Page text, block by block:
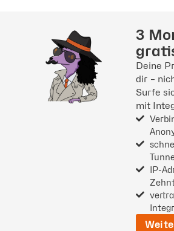
3
Deine
dir –
Surfe
mit
IP-